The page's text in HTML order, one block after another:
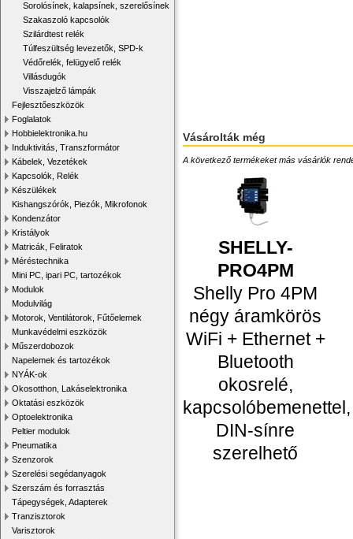
Sorolósínek, kalapsínek, szerelősínek
Szakaszoló kapcsolók
Szilárdtest relék
Túlfeszültség levezetők, SPD-k
Védőrelék, felügyelő relék
Villásdugók
Visszajelző lámpák
Fejlesztőeszközök
Foglalatok
Hobbielektronika.hu
Induktivitás, Transzformátor
Kábelek, Vezetékek
Kapcsolók, Relék
Készülékek
Kishangszórók, Piezók, Mikrofonok
Kondenzátor
Kristályok
Matricák, Feliratok
Méréstechnika
Mini PC, ipari PC, tartozékok
Modulok
Modulvilág
Motorok, Ventilátorok, Fűtőelemek
Munkavédelmi eszközök
Műszerdobozok
Napelemek és tartozékok
NYÁK-ok
Okosotthon, Lakáselektronika
Oktatási eszközök
Optoelektronika
Peltier modulok
Pneumatika
Szenzorok
Szerelési segédanyagok
Szerszám és forrasztás
Tápegységek, Adapterek
Tranzisztorok
Varisztorok
Vásárolták még
A következő termékeket más vásárlók
SHELLY-
PRO4PM
Shelly Pro 4PM
négy áramkörös
WiFi + Ethernet +
Bluetooth
okosrelé,
kapcsolóbemenettel,
DIN-sínre
szerelhető